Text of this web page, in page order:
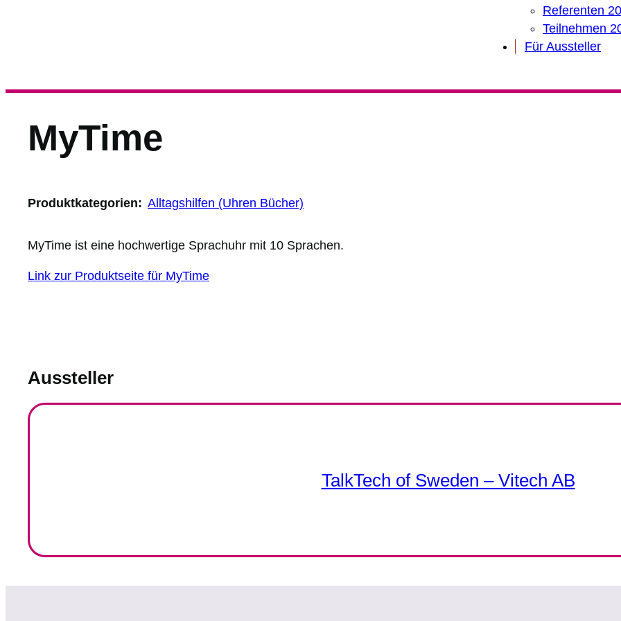
Referenten
Teilnehmen
Für Aussteller
MyTime
Produktkategorien: Alltagshilfen (Uhren Bücher)
MyTime ist eine hochwertige Sprachuhr mit 10 Sprachen.
Link zur Produktseite für MyTime
Aussteller
TalkTech of Sweden – Vitech AB